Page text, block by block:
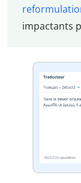
impactants